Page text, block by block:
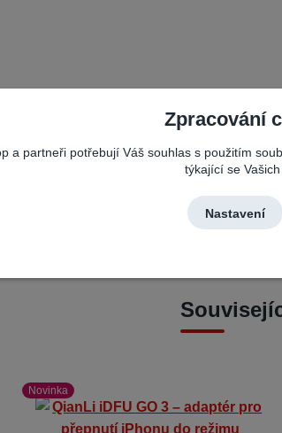
Novinka
Zpracování
a partneři potřebují Váš souhlas s použitím
týkající se Vašich
Nastavení